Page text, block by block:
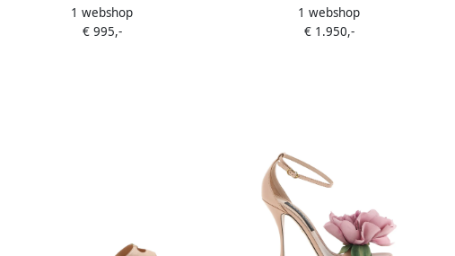
met plateauzool Beige
1 webshop
€ 995,-
met plateauzool en borduurwerk
Beige
1 webshop
€ 1.950,-